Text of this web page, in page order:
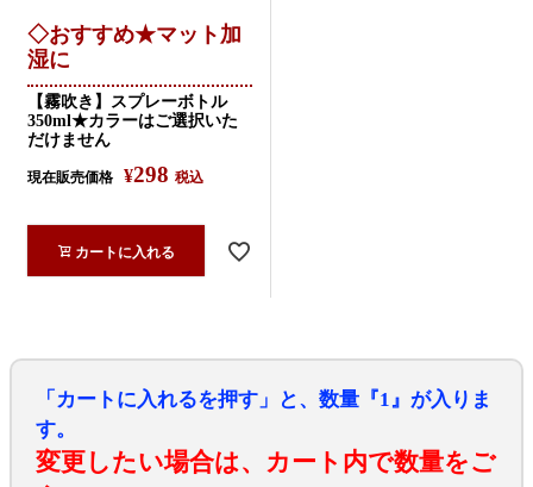
◇おすすめ★マット加
湿に
【霧吹き】スプレーボトル
350ml★カラーはご選択いた
だけません
現在販売価格 ¥298 税込
カートに入れる
「カートに入れるを押す」と、数量『1』が入りま
す。
変更したい場合は、カート内で数量をご